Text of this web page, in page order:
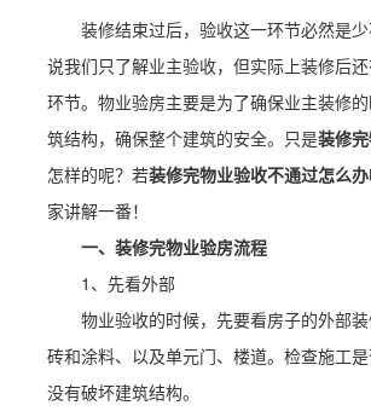
装修结束过后，验收这一环节必然是
说我们只了解业主验收，但实际上装修后
环节。物业验房主要是为了确保业主装修
筑结构，确保整个建筑的安全。只是装修
怎样的呢？若装修完物业验收不通过怎么办
家讲解一番！
一、装修完物业验房流程
1、先看外部
物业验收的时候，先要看房子的外部
砖和涂料、以及单元门、楼道。检查施工
没有破坏建筑结构。